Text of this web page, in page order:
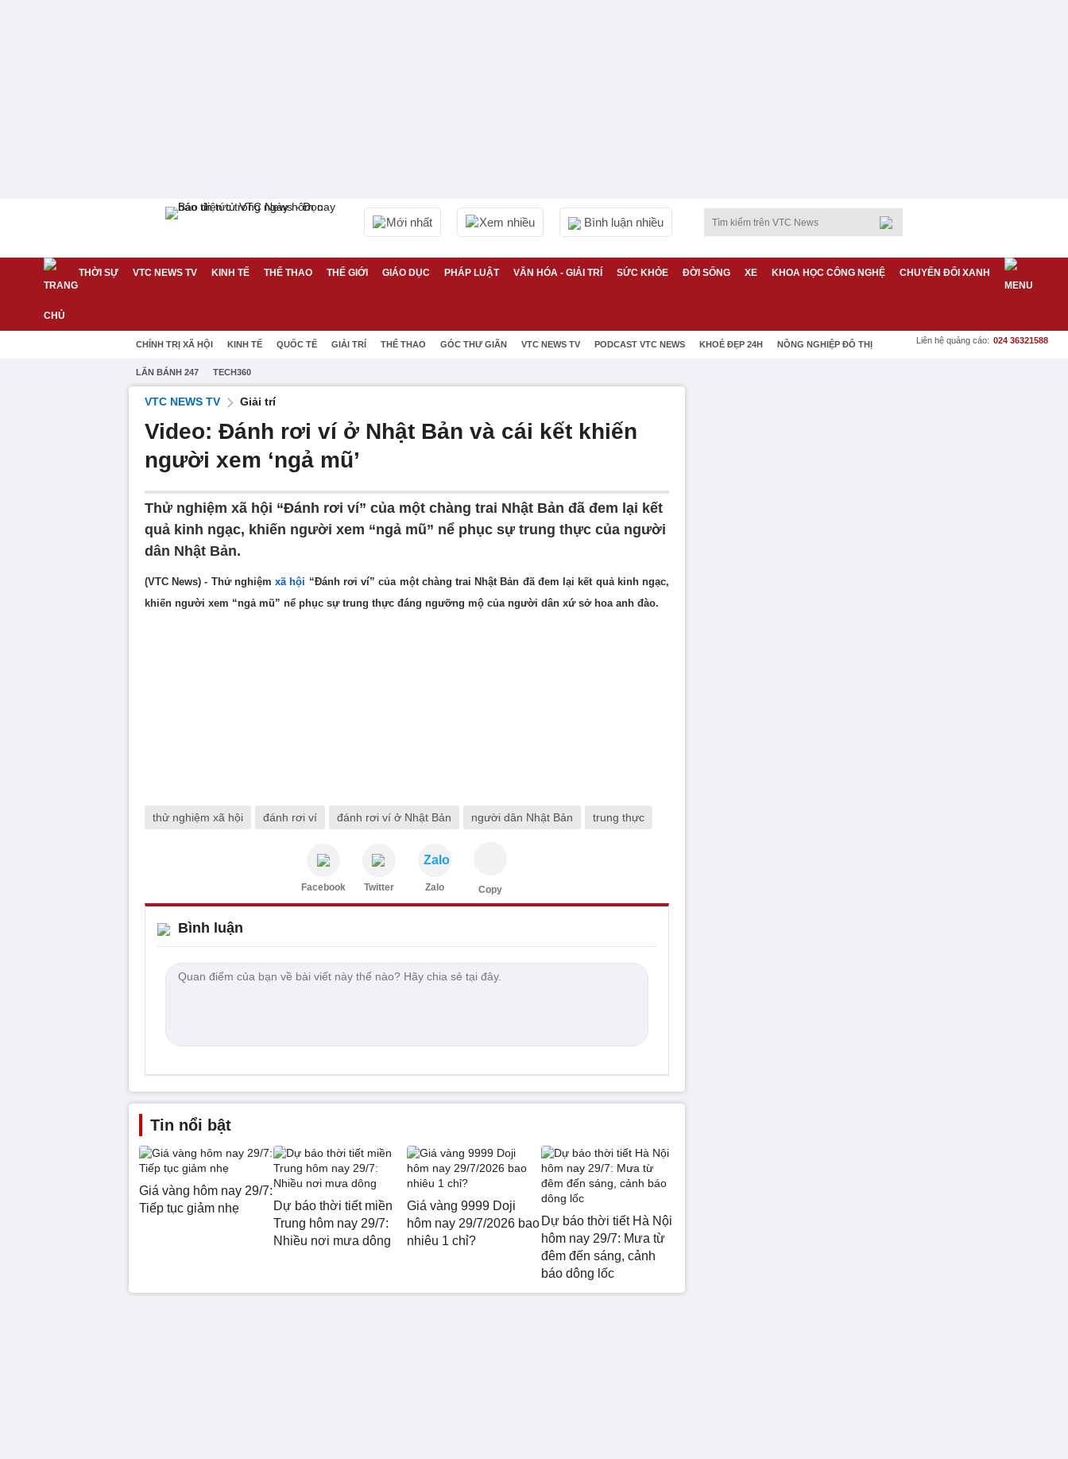
Mới nhất Xem nhiều Bình luận nhiều
THỜI SỰ VTC NEWS TV KINH TẾ THỂ THAO THẾ GIỚI GIÁO DỤC PHÁP LUẬT VĂN HÓA - GIẢI TRÍ SỨC KHỎE ĐỜI SỐNG XE KHOA HỌC CÔNG NGHỆ CHUYỂN ĐỔI XANH
CHÍNH TRỊ XÃ HỘI KINH TẾ QUỐC TẾ GIẢI TRÍ THỂ THAO GÓC THƯ GIÃN VTC NEWS TV PODCAST VTC NEWS KHOẺ ĐẸP 24H NÔNG NGHIỆP ĐÔ THỊ
LĂN BÁNH 247 TECH360
Liên hệ quảng cáo: 024 36321588
VTC NEWS TV Giải trí
Video: Đánh rơi ví ở Nhật Bản và cái kết khiến
người xem ‘ngả mũ’
Thử nghiệm xã hội “Đánh rơi ví” của một chàng trai Nhật Bản đã đem lại kết
quả kinh ngạc, khiến người xem “ngả mũ” nể phục sự trung thực của người
dân Nhật Bản.
(VTC News) - Thử nghiệmxã hội “Đánh rơi ví” của một chàng trai Nhật Bản đã đem lại kết quả kinh ngạc,
khiến người xem “ngả mũ” nể phục sự trung thực đáng ngưỡng mộ của người dân xứ sở hoa anh đào.
thử nghiệm xã hội đánh rơi ví đánh rơi ví ở Nhật Bản người dân Nhật Bản trung thực
Facebook Twitter
Zalo
Zalo Copy
Bình luận
Tin nổi bật
Giá vàng hôm nay 29/7:
Tiếp tục giảm nhẹ
Dự báo thời tiết miền
Trung hôm nay 29/7:
Nhiều nơi mưa dông
Giá vàng 9999 Doji
hôm nay 29/7/2026 bao
nhiêu 1 chỉ?
Dự báo thời tiết Hà Nội
hôm nay 29/7: Mưa từ
đêm đến sáng, cảnh
báo dông lốc